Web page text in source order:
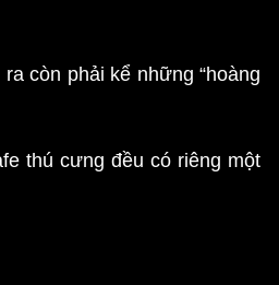
còn phải kể những “hoàng
thú cưng đều có riêng một